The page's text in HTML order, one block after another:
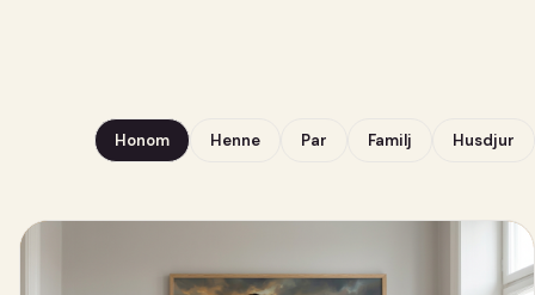
Honom Henne Par Familj Husdjur